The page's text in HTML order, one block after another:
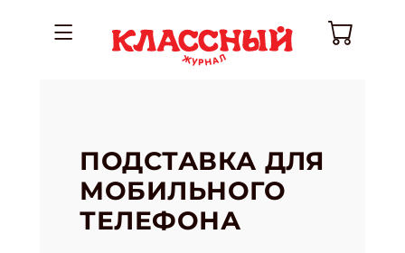
ПОДСТАВКА ДЛЯ
МОБИЛЬНОГО
ТЕЛЕФОНА